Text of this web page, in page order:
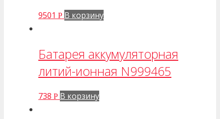
9501 Р В корзину
Батарея аккумуляторная
литий-ионная N999465
738 Р В корзину